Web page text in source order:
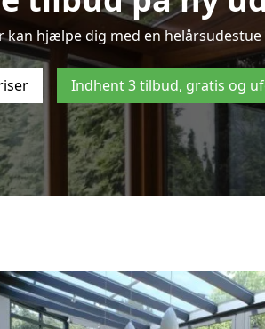
hjælpe dig med en
Indhent 3 tilbud, gratis og